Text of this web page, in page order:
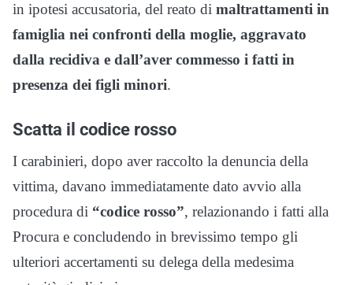
in ipotesi accusatoria, del reato di maltrattamenti in
famiglia nei confronti della moglie, aggravato
dalla recidiva e dall’aver commesso i fatti in
presenza dei figli minori.
Scatta il codice rosso
I carabinieri, dopo aver raccolto la denuncia della
vittima, davano immediatamente dato avvio alla
procedura di “codice rosso”, relazionando i fatti alla
Procura e concludendo in brevissimo tempo gli
ulteriori accertamenti su delega della medesima